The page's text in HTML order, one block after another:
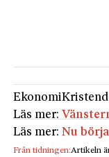
Ekonomi
Läs mer:
Läs mer:Nu
Från tidningen:Artikeln